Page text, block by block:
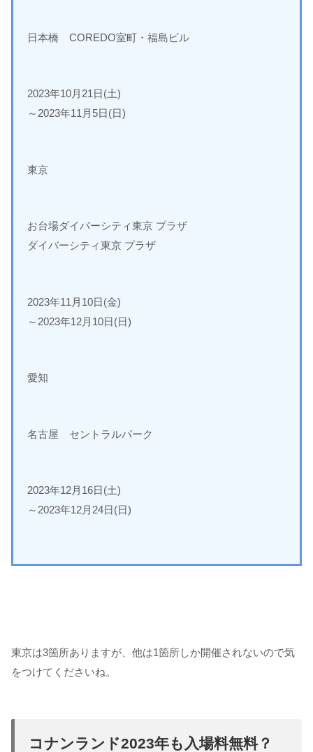
日本橋 COREDO室町・福島ビル
2023年10月21日(土)
～2023年11月5日(日)
東京
お台場ダイバーシティ東京 プラザ
ダイバーシティ東京 プラザ
2023年11月10日(金)
～2023年12月10日(日)
愛知
名古屋 セントラルパーク
2023年12月16日(土)
～2023年12月24日(日)
東京は3箇所ありますが、他は1箇所しか開催されないので気
をつけてくださいね。
コナンランド2023年も入場料無料？